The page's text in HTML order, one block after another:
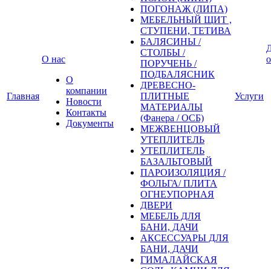
Главная
О нас
О
компании
Новости
Контакты
Документы
ПОГОНАЖ (ЛИПА)
МЕБЕЛЬНЫЙ ЩИТ ,
СТУПЕНИ, ТЕТИВА
БАЛЯСИНЫ /
СТОЛБЫ /
ПОРУЧЕНЬ /
ПОДБАЛЯСНИК
ДРЕВЕСНО-
ПЛИТНЫЕ
МАТЕРИАЛЫ
(Фанера / ОСБ)
МЕЖВЕНЦОВЫЙ
УТЕПЛИТЕЛЬ
УТЕПЛИТЕЛЬ
БАЗАЛЬТОВЫЙ
ПАРОИЗОЛЯЦИЯ /
ФОЛЬГА/ ПЛИТА
ОГНЕУПОРНАЯ
ДВЕРИ
МЕБЕЛЬ ДЛЯ
БАНИ, ДАЧИ
АКСЕССУАРЫ ДЛЯ
БАНИ, ДАЧИ
ГИМАЛАЙСКАЯ
Услуги